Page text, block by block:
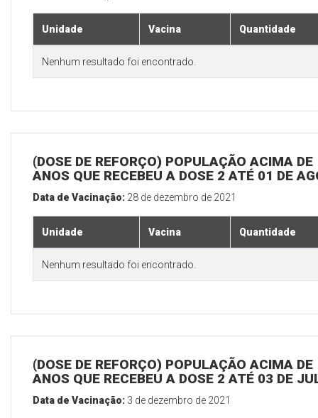
Unidade Vacina Quantidade
Nenhum resultado foi encontrado.
(DOSE DE REFORÇO) POPULAÇÃO ACIMA DE
ANOS QUE RECEBEU A DOSE 2 ATÉ 01 DE
Data de Vacinação: 28 de dezembro de 2021
Unidade Vacina Quantidade
Nenhum resultado foi encontrado.
(DOSE DE REFORÇO) POPULAÇÃO ACIMA DE
ANOS QUE RECEBEU A DOSE 2 ATÉ 03 DE
Data de Vacinação: 3 de dezembro de 2021